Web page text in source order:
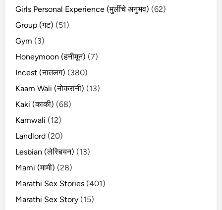
Girls Personal Experience (मुलींचे अनुभव) (62)
Group (गट) (51)
Gym (3)
Honeymoon (हनीमून) (7)
Incest (नातलग) (380)
Kaam Wali (नोकरांनी) (13)
Kaki (काकी) (68)
Kamwali (12)
Landlord (20)
Lesbian (लेस्बियन) (13)
Mami (मामी) (28)
Marathi Sex Stories (401)
Marathi Sex Story (15)